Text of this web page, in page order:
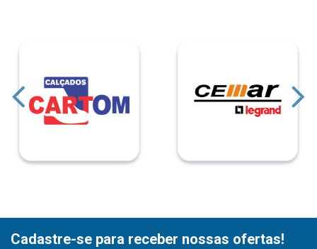
Cadastre-se para receber nossas ofertas!